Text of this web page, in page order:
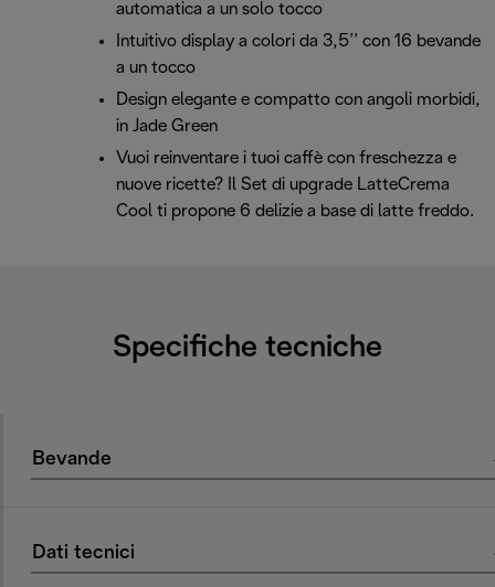
automatica a un solo tocco
Intuitivo display a colori da 3,5’’ con 16 bevande
a un tocco
Design elegante e compatto con angoli morbidi,
in Jade Green
Vuoi reinventare i tuoi caffè con freschezza e
nuove ricette? Il Set di upgrade LatteCrema
Cool ti propone 6 delizie a base di latte freddo.
Specifiche tecniche
Bevande
Dati tecnici